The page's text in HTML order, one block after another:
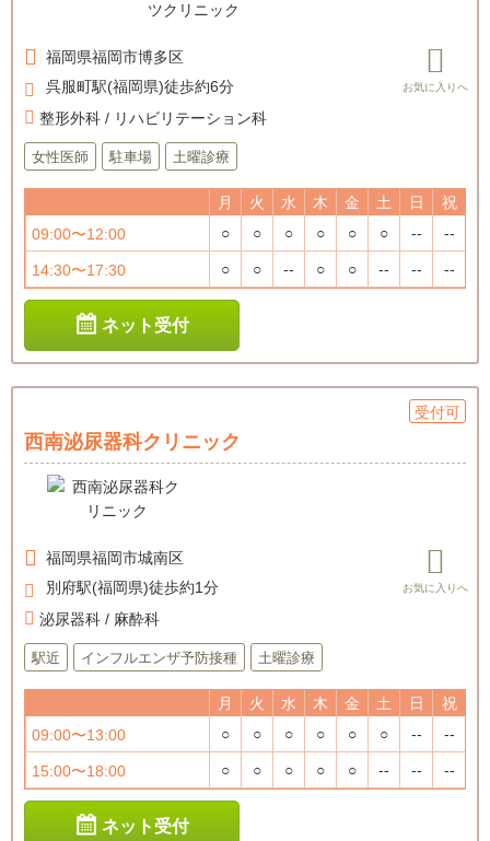
福岡県福岡市博多区
呉服町駅(福岡県)徒歩約6分
整形外科 / リハビリテーション科
女性医師 駐車場 土曜診療
月 火 水 木 金 土 日
祝
09:00〜12:00
○ ○ ○ ○ ○ ○ -- --
14:30〜17:30 ○ ○ -- ○ ○ -- -- --
ネット受付
受付可
西南泌尿器科クリニック
福岡県福岡市城南区
別府駅(福岡県)徒歩約1分
泌尿器科 / 麻酔科
駅近 インフルエンザ予防接種 土曜診療
月 火 水 木 金 土 日
祝
09:00〜13:00
○ ○ ○ ○ ○ ○ -- --
15:00〜18:00 ○ ○ ○ ○ ○ -- -- --
ネット受付